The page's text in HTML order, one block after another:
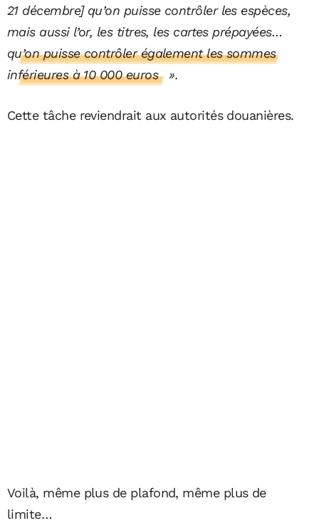
21 décembre] qu’on puisse contrôler les espèces,
mais aussi l’or, les titres, les cartes prépayées…
qu’on puisse contrôler également les sommes
inférieures à 10 000 euros ».
Cette tâche reviendrait aux autorités douanières.
Voilà, même plus de plafond, même plus de
limite…